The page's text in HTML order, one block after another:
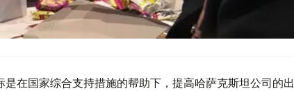
在国家综合支持措施的帮助下，提高哈萨克斯坦公司的出